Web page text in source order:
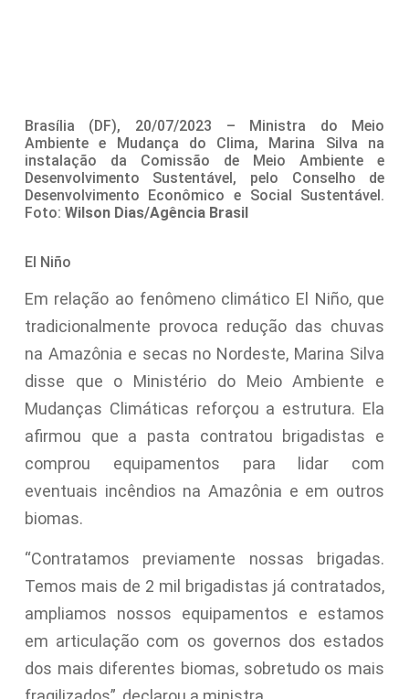
Brasília (DF), 20/07/2023 – Ministra do Meio
Ambiente e Mudança do Clima, Marina Silva na
instalação da Comissão de Meio Ambiente e
Desenvolvimento Sustentável, pelo Conselho de
Desenvolvimento Econômico e Social Sustentável.
Foto: Wilson Dias/Agência Brasil
El Niño
Em relação ao fenômeno climático El Niño, que
tradicionalmente provoca redução das chuvas
na Amazônia e secas no Nordeste, Marina Silva
disse que o Ministério do Meio Ambiente e
Mudanças Climáticas reforçou a estrutura. Ela
afirmou que a pasta contratou brigadistas e
comprou equipamentos para lidar com
eventuais incêndios na Amazônia e em outros
biomas.
“Contratamos previamente nossas brigadas.
Temos mais de 2 mil brigadistas já contratados,
ampliamos nossos equipamentos e estamos
em articulação com os governos dos estados
dos mais diferentes biomas, sobretudo os mais